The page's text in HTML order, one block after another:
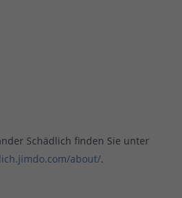
Schädlich finden Sie unter
about/.